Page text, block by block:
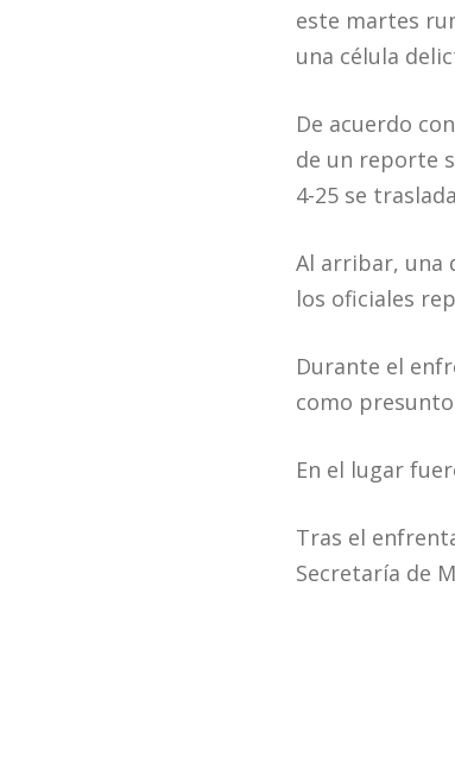
este martes
una célula
De acuerdo
de un reporte
4-25 se
Al arribar, una
los oficiales
Durante el
como
En el lugar
Tras el
Secretaría de